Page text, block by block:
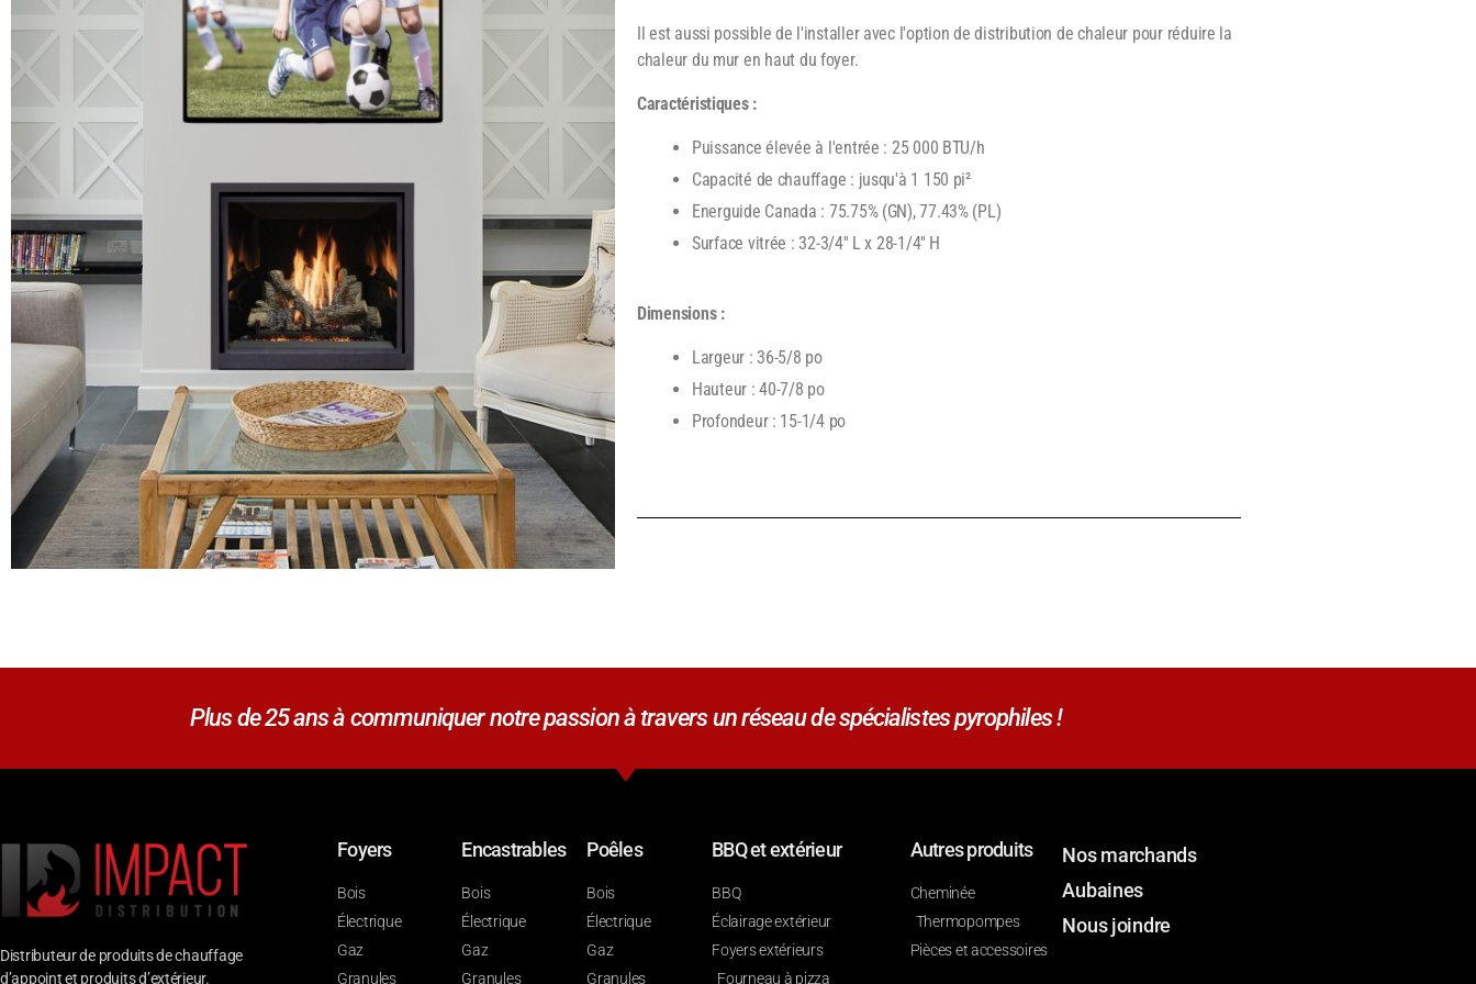
Il est aussi possible de l'installer avec l'option de distribution de chaleur pour réduire la
chaleur du mur en haut du foyer.
Caractéristiques :
Puissance élevée à l'entrée : 25 000 BTU/h
Capacité de chauffage : jusqu'à 1 150 pi²
Energuide Canada : 75.75% (GN), 77.43% (PL)
Surface vitrée : 32-3/4'' L x 28-1/4'' H
Dimensions :
Largeur : 36-5/8 po
Hauteur : 40-7/8 po
Profondeur : 15-1/4 po
Plus de 25 ans à communiquer notre passion à travers un réseau de spécialistes pyrophiles !
Distributeur de produits de chauffage
d’appoint et produits d’extérieur.
Foyers
Bois
Électrique
Gaz
Granules
Encastrables
Bois
Électrique
Gaz
Granules
Poêles
Bois
Électrique
Gaz
Granules
BBQ et extérieur
BBQ
Éclairage extérieur
Foyers extérieurs
Fourneau à pizza
Autres produits
Cheminée
Thermopompes
Pièces et accessoires
Nos marchands
Aubaines
Nous joindre